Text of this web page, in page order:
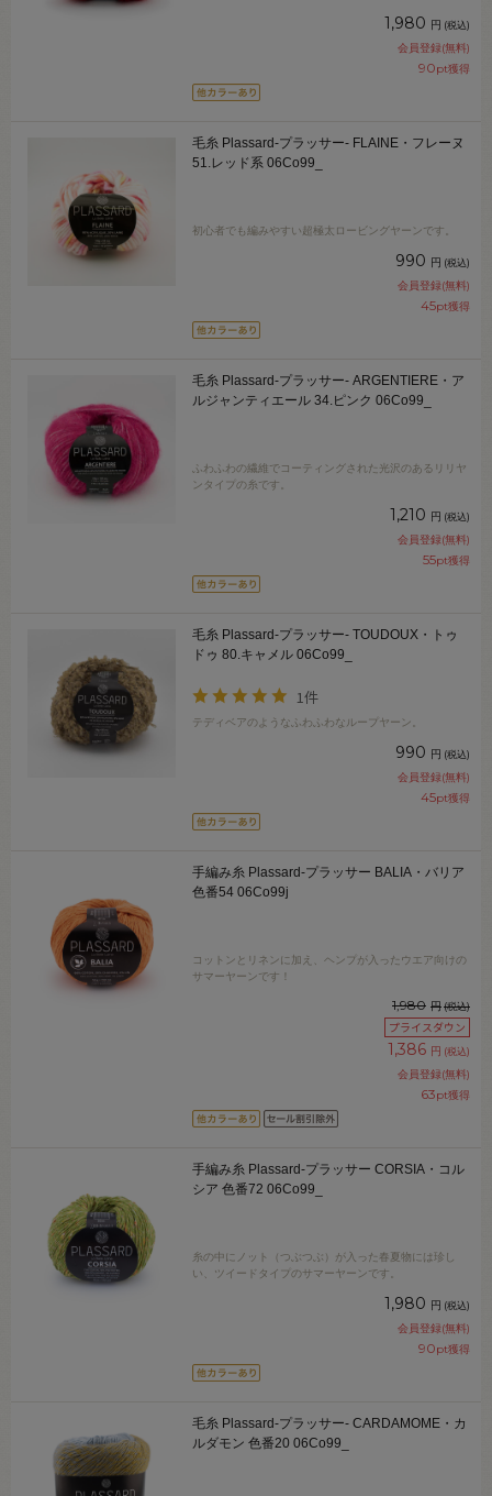
1,980 円 (税込)
会員登録(無料)
90pt獲得
毛糸 Plassard-プラッサー- FLAINE・フレーヌ
51.レッド系 06Co99_
初心者でも編みやすい超極太ロービングヤーンです。
990 円 (税込)
会員登録(無料)
45pt獲得
毛糸 Plassard-プラッサー- ARGENTIERE・ア
ルジャンティエール 34.ピンク 06Co99_
ふわふわの繊維でコーティングされた光沢のあるリリヤ
ンタイプの糸です。
1,210 円 (税込)
会員登録(無料)
55pt獲得
毛糸 Plassard-プラッサー- TOUDOUX・トゥ
ドゥ 80.キャメル 06Co99_
1件
テディベアのようなふわふわなループヤーン。
990 円 (税込)
会員登録(無料)
45pt獲得
手編み糸 Plassard-プラッサー BALIA・バリア
色番54 06Co99j
コットンとリネンに加え、ヘンプが入ったウエア向けの
サマーヤーンです！
1,980 円(税込)
プライスダウン
1,386 円 (税込)
会員登録(無料)
63pt獲得
手編み糸 Plassard-プラッサー CORSIA・コル
シア 色番72 06Co99_
糸の中にノット（つぶつぶ）が入った春夏物には珍し
い、ツイードタイプのサマーヤーンです。
1,980 円 (税込)
会員登録(無料)
90pt獲得
毛糸 Plassard-プラッサー- CARDAMOME・カ
ルダモン 色番20 06Co99_